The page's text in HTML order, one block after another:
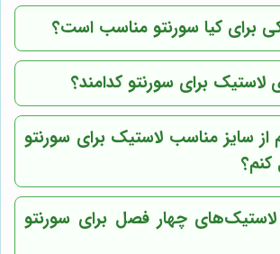
برای کیا سورنتو مناسب است؟
لاستیک برای سورنتو کدامند؟
از سایز مناسب لاستیک برای سورنتو
لاستیک‌های چهار فصل برای سورنتو